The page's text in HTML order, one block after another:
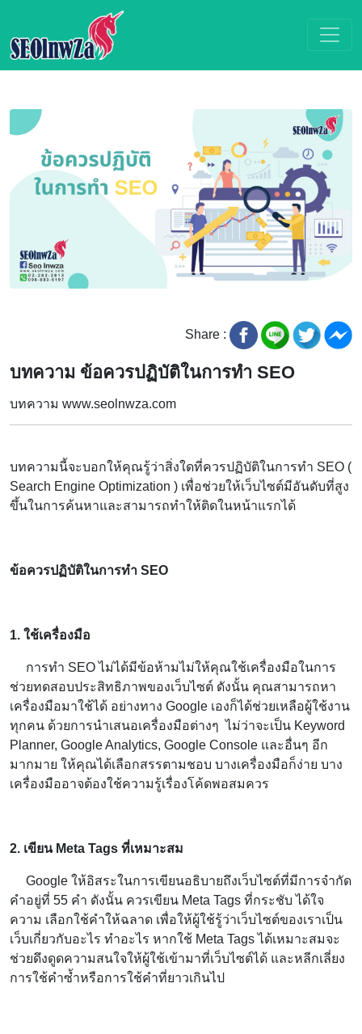
Share :
บทความ ข้อควรปฏิบัติในการทำ SEO
บทความ www.seolnwza.com
บทความนี้จะบอกให้คุณรู้ว่าสิ่งใดที่ควรปฏิบัติในการทำ SEO (
Search Engine Optimization ) เพื่อช่วยให้เว็บไซต์มีอันดับที่สูง
ขึ้นในการค้นหาและสามารถทำให้ติดในหน้าแรกได้
ข้อควรปฏิบัติในการทำ SEO
1. ใช้เครื่องมือ
การทำ SEO ไม่ได้มีข้อห้ามไม่ให้คุณใช้เครื่องมือในการ
ช่วยทดสอบประสิทธิภาพของเว็บไซต์ ดังนั้น คุณสามารถหา
เครื่องมือมาใช้ได้ อย่างทาง Google เองก็ได้ช่วยเหลือผู้ใช้งาน
ทุกคน ด้วยการนำเสนอเครื่องมือต่างๆ ไม่ว่าจะเป็น Keyword
Planner, Google Analytics, Google Console และอื่นๆ อีก
มากมาย ให้คุณได้เลือกสรรตามชอบ บางเครื่องมือก็ง่าย บาง
เครื่องมืออาจต้องใช้ความรู้เรื่องโค้ดพอสมควร
2. เขียน Meta Tags ที่เหมาะสม
Google ให้อิสระในการเขียนอธิบายถึงเว็บไซต์ที่มีการจำกัด
คำอยู่ที่ 55 คำ ดังนั้น ควรเขียน Meta Tags ที่กระชับ ได้ใจ
ความ เลือกใช้คำให้ฉลาด เพื่อให้ผู้ใช้รู้ว่าเว็บไซต์ของเราเป็น
เว็บเกี่ยวกับอะไร ทำอะไร หากใช้ Meta Tags ได้เหมาะสมจะ
ช่วยดึงดูดความสนใจให้ผู้ใช้เข้ามาที่เว็บไซต์ได้ และหลีกเลี่ยง
การใช้คำซ้ำหรือการใช้คำที่ยาวเกินไป